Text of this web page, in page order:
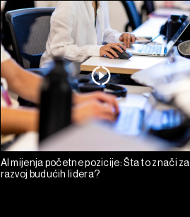
AI mijenja početne pozicije: Šta to znači za
razvoj budućih lidera?